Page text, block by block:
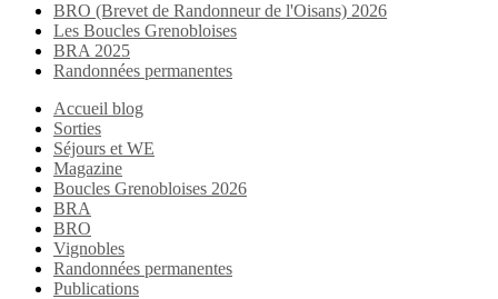
BRO (Brevet de Randonneur de l'Oisans) 2026
Les Boucles Grenobloises
BRA 2025
Randonnées permanentes
Accueil blog
Sorties
Séjours et WE
Magazine
Boucles Grenobloises 2026
BRA
BRO
Vignobles
Randonnées permanentes
Publications